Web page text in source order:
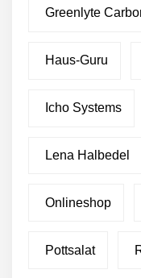
Greenlyte
Haus-Guru
Icho Systems
Lena Halbedel
Onlineshop
Pottsalat